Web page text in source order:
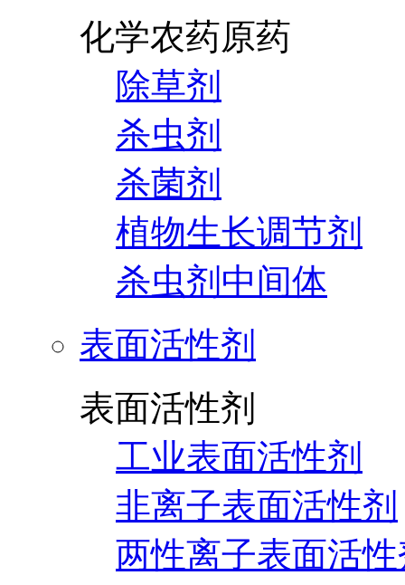
化学农药原药
除草剂
杀虫剂
杀菌剂
植物生长调节剂
杀虫剂中间体
表面活性剂
表面活性剂
工业表面活性剂
非离子表面活性剂
两性离子表面活